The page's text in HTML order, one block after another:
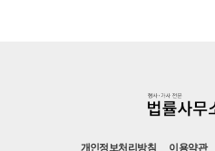
개인정보처리방침 이용약관